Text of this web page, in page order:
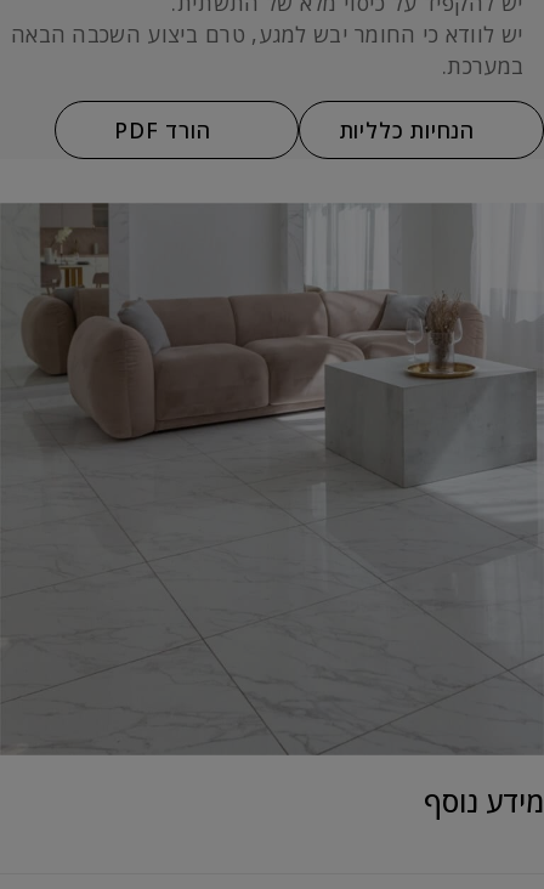
יש לוודא כי החומר יבש למגע, טרם ביצוע השכבה הבאה
במערכת.
הנחיות כלליות הורד PDF
מידע נוסף